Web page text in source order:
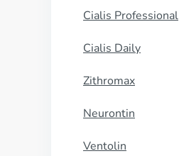
Cialis Professional
Cialis Daily
Zithromax
Neurontin
Ventolin